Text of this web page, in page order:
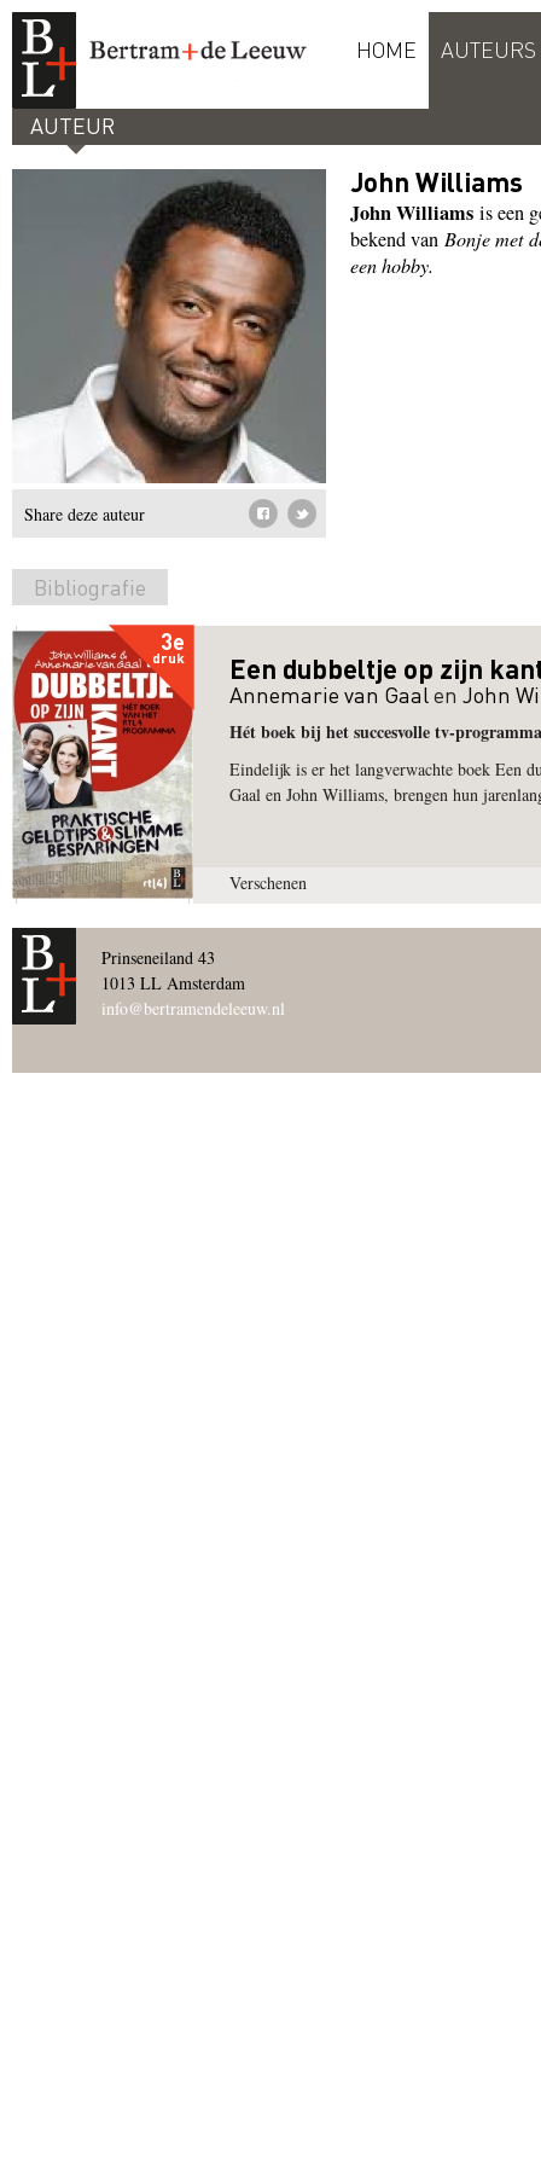
HOME AUTEURS
AUTEUR
Share deze auteur
John Williams
John Williams is een
bekend van Bonje met
een hobby.
Bibliografie
3e
druk Een dubbeltje op zijn
Annemarie van Gaalen John
Hét boek bij het succesvolle tv-programma
Eindelijk is er het langverwachte boek Een
Gaal en John Williams, brengen hun
Verschenen
Prinseneiland 43
1013 LL Amsterdam
info@bertramendeleeuw.nl